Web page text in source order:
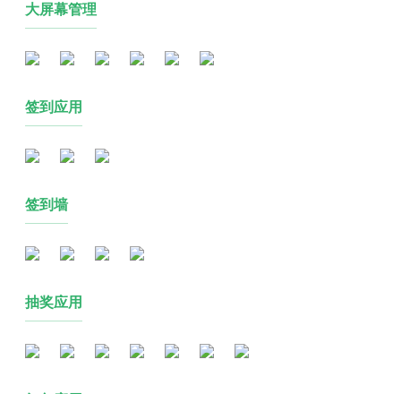
大屏幕管理
签到应用
签到墙
抽奖应用